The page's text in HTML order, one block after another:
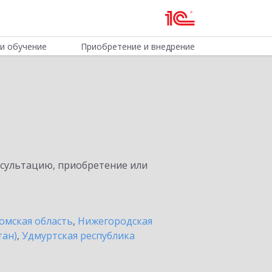
обучение Приобретение и внедрение
приобретение или
область, Нижегородская
, Удмуртская республика